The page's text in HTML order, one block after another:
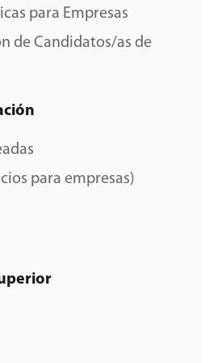
para Empresas
de Candidatos/as de
para empresas)